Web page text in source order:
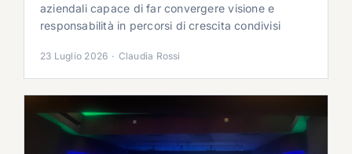
aziendali capace di far convergere visione e
responsabilità in percorsi di crescita condivisi
23 Luglio 2026 · Claudia Rossi